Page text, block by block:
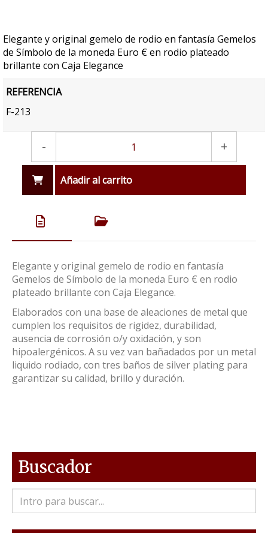
Elegante y original gemelo de rodio en fantasía Gemelos
de Símbolo de la moneda Euro € en rodio plateado
brillante con Caja Elegance
REFERENCIA
F-213
- +
Añadir al carrito
Elegante y original gemelo de rodio en fantasía
Gemelos de Símbolo de la moneda Euro € en rodio
plateado brillante con Caja Elegance.
Elaborados con una base de aleaciones de metal que
cumplen los requisitos de rigidez, durabilidad,
ausencia de corrosión o/y oxidación, y son
hipoalergénicos. A su vez van bañadados por un metal
liquido rodiado, con tres baños de silver plating para
garantizar su calidad, brillo y duración.
Buscador